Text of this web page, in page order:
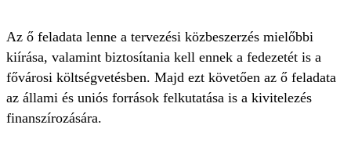
Az ő feladata lenne a tervezési közbeszerzés mielőbbi
kiírása, valamint biztosítania kell ennek a fedezetét is a
fővárosi költségvetésben. Majd ezt követően az ő feladata
az állami és uniós források felkutatása is a kivitelezés
finanszírozására.